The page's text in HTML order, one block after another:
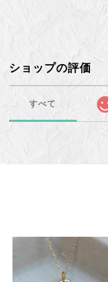
ショップの評価
すべて